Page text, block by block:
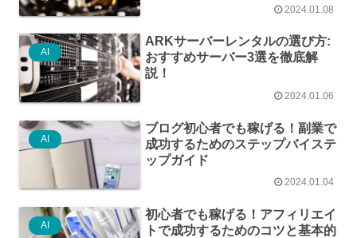
2024.01.08
AI
ARKサーバーレンタルの選び方:
おすすめサーバー3選を徹底解
説！
2024.01.06
AI
ブログ初心者でも稼げる！副業で
成功するためのステップバイステ
ップガイド
2024.01.04
AI
初心者でも稼げる！アフィリエイ
トで成功するためのコツと基本的